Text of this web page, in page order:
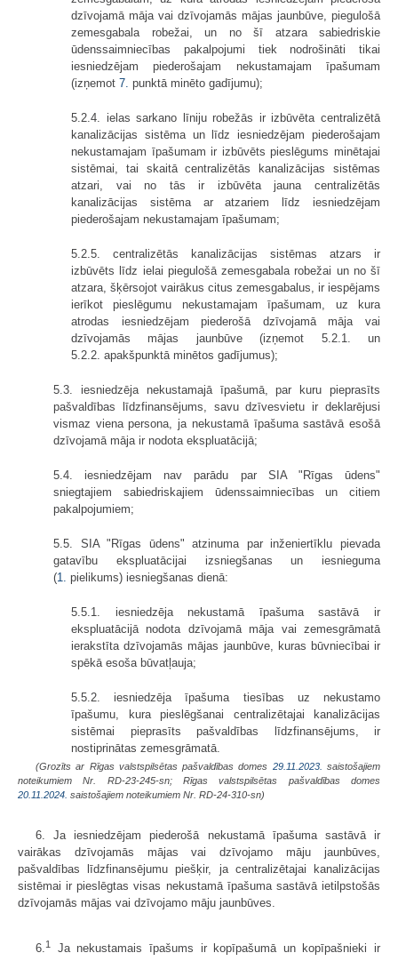
dzīvojamā māja vai dzīvojamās mājas jaunbūve, piegulošā
zemesgabala robežai, un no šī atzara sabiedriskie
ūdenssaimniecības pakalpojumi tiek nodrošināti tikai
iesniedzējam piederošajam nekustamajam īpašumam
(izņemot 7. punktā minēto gadījumu);
5.2.4. ielas sarkano līniju robežās ir izbūvēta centralizētā
kanalizācijas sistēma un līdz iesniedzējam piederošajam
nekustamajam īpašumam ir izbūvēts pieslēgums minētajai
sistēmai, tai skaitā centralizētās kanalizācijas sistēmas
atzari, vai no tās ir izbūvēta jauna centralizētās
kanalizācijas sistēma ar atzariem līdz iesniedzējam
piederošajam nekustamajam īpašumam;
5.2.5. centralizētās kanalizācijas sistēmas atzars ir
izbūvēts līdz ielai piegulošā zemesgabala robežai un no šī
atzara, šķērsojot vairākus citus zemesgabalus, ir iespējams
ierīkot pieslēgumu nekustamajam īpašumam, uz kura
atrodas iesniedzējam piederošā dzīvojamā māja vai
dzīvojamās mājas jaunbūve (izņemot 5.2.1. un
5.2.2. apakšpunktā minētos gadījumus);
5.3. iesniedzēja nekustamajā īpašumā, par kuru pieprasīts
pašvaldības līdzfinansējums, savu dzīvesvietu ir deklarējusi
vismaz viena persona, ja nekustamā īpašuma sastāvā esošā
dzīvojamā māja ir nodota ekspluatācijā;
5.4. iesniedzējam nav parādu par SIA "Rīgas ūdens"
sniegtajiem sabiedriskajiem ūdenssaimniecības un citiem
pakalpojumiem;
5.5. SIA "Rīgas ūdens" atzinuma par inženiertīklu pievada
gatavību ekspluatācijai izsniegšanas un iesnieguma
(1. pielikums) iesniegšanas dienā:
5.5.1. iesniedzēja nekustamā īpašuma sastāvā ir
ekspluatācijā nodota dzīvojamā māja vai zemesgrāmatā
ierakstīta dzīvojamās mājas jaunbūve, kuras būvniecībai ir
spēkā esoša būvatļauja;
5.5.2. iesniedzēja īpašuma tiesības uz nekustamo
īpašumu, kura pieslēgšanai centralizētajai kanalizācijas
sistēmai pieprasīts pašvaldības līdzfinansējums, ir
nostiprinātas zemesgrāmatā.
(Grozīts ar Rīgas valstspilsētas pašvaldības domes 29.11.2023.
saistošajiem
noteikumiem Nr. RD-23-245-sn; Rīgas valstspilsētas pašvaldības domes
20.11.2024. saistošajiem noteikumiem Nr. RD-24-310-sn)
6. Ja iesniedzējam piederošā nekustamā īpašuma sastāvā ir
vairākas dzīvojamās mājas vai dzīvojamo māju jaunbūves,
pašvaldības līdzfinansējumu piešķir, ja centralizētajai kanalizācijas
sistēmai ir pieslēgtas visas nekustamā īpašuma sastāvā ietilpstošās
dzīvojamās mājas vai dzīvojamo māju jaunbūves.
6.1
Ja nekustamais īpašums ir kopīpašumā un kopīpašnieki ir